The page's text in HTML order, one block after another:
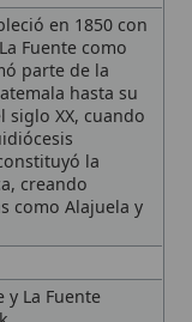
la
Alajuela y
Fuente
y